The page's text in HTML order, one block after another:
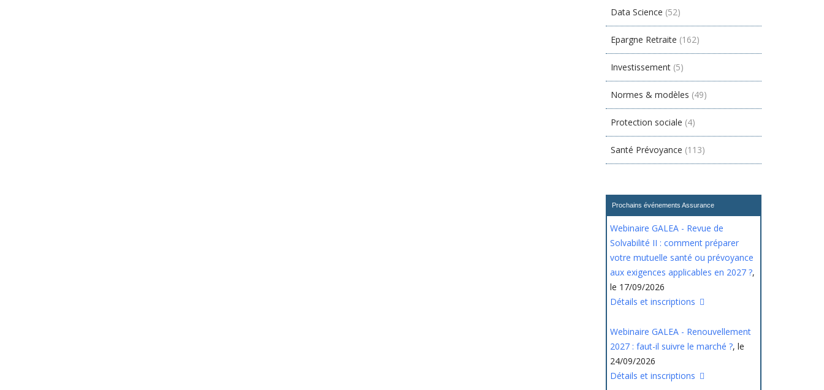
Data Science (52)
Epargne Retraite (162)
Investissement (5)
Normes & modèles (49)
Protection sociale (4)
Santé Prévoyance (113)
Prochains événements Assurance
Webinaire GALEA - Revue de
Solvabilité II : comment préparer
votre mutuelle santé ou prévoyance
aux exigences applicables en 2027 ?,
le 17/09/2026
Détails et inscriptions
Webinaire GALEA - Renouvellement
2027 : faut-il suivre le marché ?, le
24/09/2026
Détails et inscriptions